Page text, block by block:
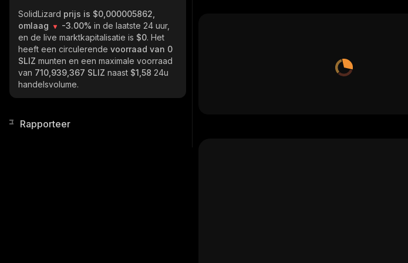
SolidLizard prijs is $0,000005862,
omlaag
-3.00% in de laatste 24 uur,
en de live marktkapitalisatie is $0. Het
heeft een circulerende voorraad van 0
SLIZ munten en een maximale voorraad
van 710,939,367 SLIZ naast $1,58 24u
handelsvolume.
Rapporteer